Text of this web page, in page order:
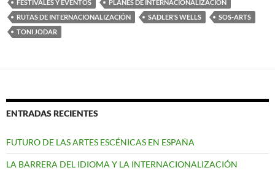
FESTIVALES Y EVENTOS
PLANES DE INTERNACIONALIZACIÓN
RUTAS DE INTERNACIONALIZACIÓN
SADLER’S WELLS
SOS-ARTS
TONI JODAR
ENTRADAS RECIENTES
FUTURO DE LAS ARTES ESCÉNICAS EN ESPAÑA
LA BARRERA DEL IDIOMA Y LA INTERNACIONALIZACIÓN